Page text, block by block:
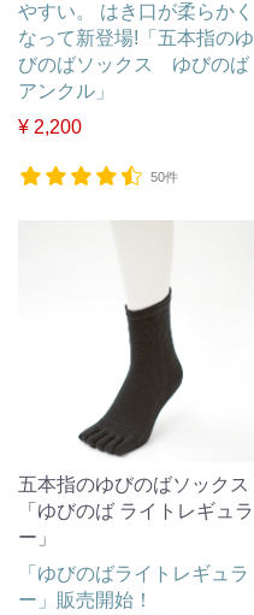
やすい。 はき口が柔らかく
なって新登場!「五本指のゆ
びのばソックス ゆびのば
アンクル」
¥ 2,200
50件
五本指のゆびのばソックス
「ゆびのば ライトレギュラ
ー」
「ゆびのばライトレギュラ
ー」販売開始！